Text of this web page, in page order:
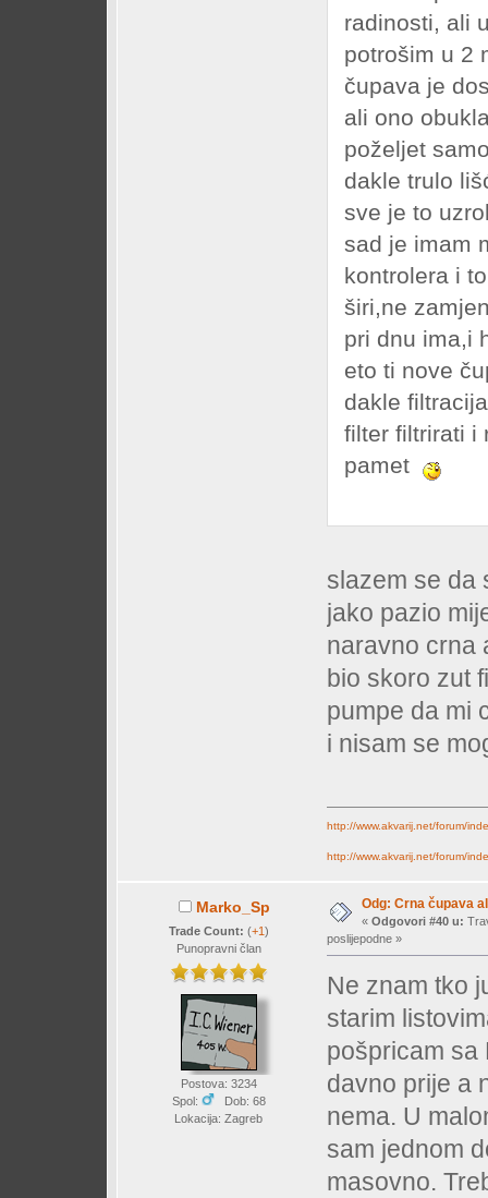
radinosti, ali
potrošim u 2
čupava je
ali ono
poželjet
dakle trulo
sve je to
sad je imam
kontrolera i
širi,ne
pri dnu ima,i
eto ti nove
dakle
filter filtrirati i
pamet
slazem se da
jako pazio
naravno crna
bio skoro zut
pumpe da mi
i nisam se
http://www.akvarij.net/forum/
http://www.akvarij.net/forum/
Marko_Sp
Trade Count: (+1)
Punopravni član
Postova: 3234
Spol:
Dob: 68
Lokacija: Zagreb
Odg: Crna čupava
« Odgovori #40 u:
poslijepodne »
Ne znam tko
starim
pošpricam sa
davno prije a
nema. U
sam jednom
masovno.